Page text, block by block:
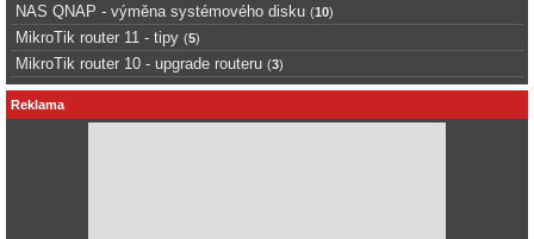
NAS QNAP - výměna systémového disku (10)
MikroTik router 11 - tipy (5)
MikroTik router 10 - upgrade routeru (3)
Reklama